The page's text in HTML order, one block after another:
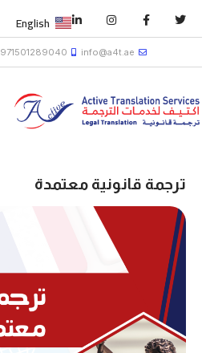
info@a4t.ae
971501289040+
English
ترجمة قانونية معتمدة